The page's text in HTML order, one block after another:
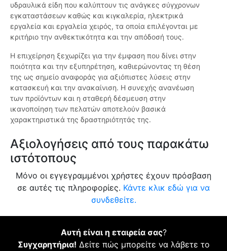
υδραυλικά είδη που καλύπτουν τις ανάγκες σύγχρονων
εγκαταστάσεων καθώς και κιγκαλερία, ηλεκτρικά
εργαλεία και εργαλεία χειρός, τα οποία επιλέγονται με
κριτήριο την ανθεκτικότητα και την απόδοσή τους.
Η επιχείρηση ξεχωρίζει για την έμφαση που δίνει στην
ποιότητα και την εξυπηρέτηση, καθιερώνοντας τη θέση
της ως σημείο αναφοράς για αξιόπιστες λύσεις στην
κατασκευή και την ανακαίνιση. Η συνεχής ανανέωση
των προϊόντων και η σταθερή δέσμευση στην
ικανοποίηση των πελατών αποτελούν βασικά
χαρακτηριστικά της δραστηριότητάς της.
Αξιολογήσεις από τους παρακάτω
ιστότοπους
Μόνο οι εγγεγραμμένοι χρήστες έχουν πρόσβαση
σε αυτές τις πληροφορίες. Κάντε κλικ εδώ για να
συνδεθείτε.
Αυτή είναι η εταιρεία σας?
Συγχαρητήρια! Δείτε πώς μπορείτε να λάβετε το